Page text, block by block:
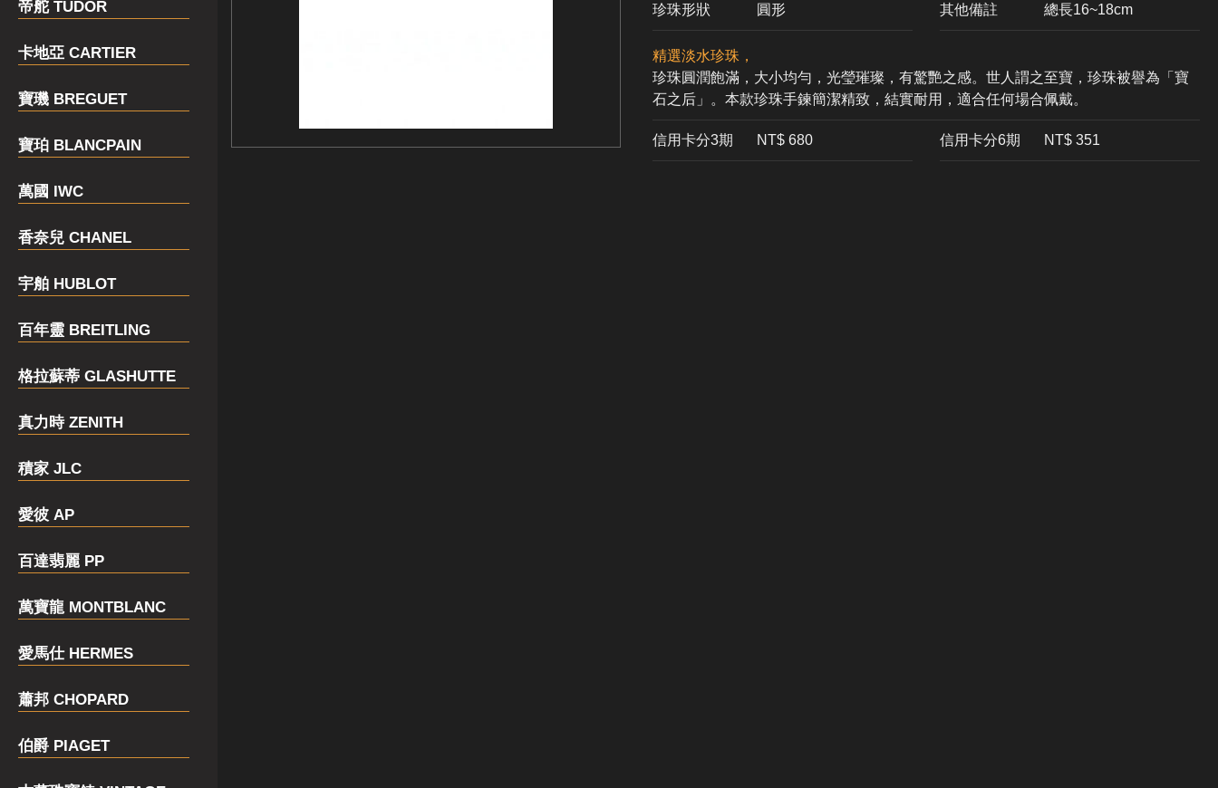
帝舵 TUDOR
卡地亞 CARTIER
寶璣 BREGUET
寶珀 BLANCPAIN
萬國 IWC
香奈兒 CHANEL
宇舶 HUBLOT
百年靈 BREITLING
格拉蘇蒂 GLASHUTTE
真力時 ZENITH
積家 JLC
愛彼 AP
百達翡麗 PP
萬寶龍 MONTBLANC
愛馬仕 HERMES
蕭邦 CHOPARD
伯爵 PIAGET
珍珠形狀 圓形 其他備註 總長16~18cm
精選淡水珍珠，
珍珠圓潤飽滿，大小均勻，光瑩璀璨，有驚艷之感。世人謂之至寶，珍珠被譽為「寶
石之后」。本款珍珠手鍊簡潔精致，結實耐用，適合任何場合佩戴。
信用卡分3期 ​NT$ 680 信用卡分6期 NT$ 351